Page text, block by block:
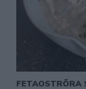
FETAOSTRÖRA